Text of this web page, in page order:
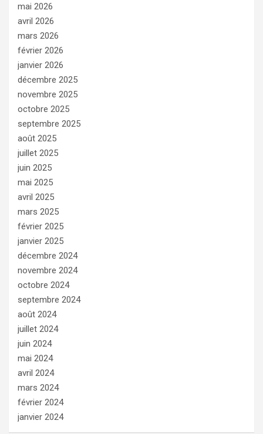
mai 2026
avril 2026
mars 2026
février 2026
janvier 2026
décembre 2025
novembre 2025
octobre 2025
septembre 2025
août 2025
juillet 2025
juin 2025
mai 2025
avril 2025
mars 2025
février 2025
janvier 2025
décembre 2024
novembre 2024
octobre 2024
septembre 2024
août 2024
juillet 2024
juin 2024
mai 2024
avril 2024
mars 2024
février 2024
janvier 2024